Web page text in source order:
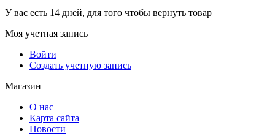
У вас есть 14 дней, для того чтобы вернуть товар
Моя учетная запись
Войти
Создать учетную запись
Магазин
О нас
Карта сайта
Новости